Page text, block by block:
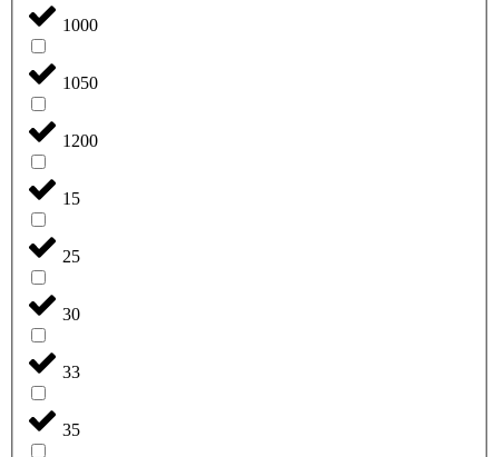
1000
1050
1200
15
25
30
33
35